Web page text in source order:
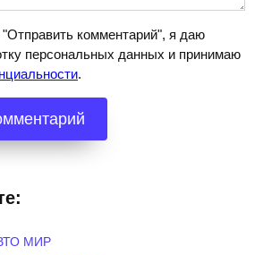
комментарий", я даю
персональных данных и принимаю
.
МИР